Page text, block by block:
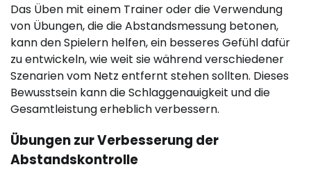
Das Üben mit einem Trainer oder die Verwendung
von Übungen, die die Abstandsmessung betonen,
kann den Spielern helfen, ein besseres Gefühl dafür
zu entwickeln, wie weit sie während verschiedener
Szenarien vom Netz entfernt stehen sollten. Dieses
Bewusstsein kann die Schlaggenauigkeit und die
Gesamtleistung erheblich verbessern.
Übungen zur Verbesserung der
Abstandskontrolle